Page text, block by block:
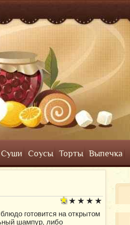
Суши Соусы Торты Выпечка
готовится на открытом
шампур, либо